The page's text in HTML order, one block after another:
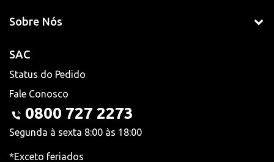
Sobre Nós
SAC
Status do Pedido
Fale Conosco
0800 727 2273
Segunda à sexta 8:00 às 18:00
*Exceto feriados